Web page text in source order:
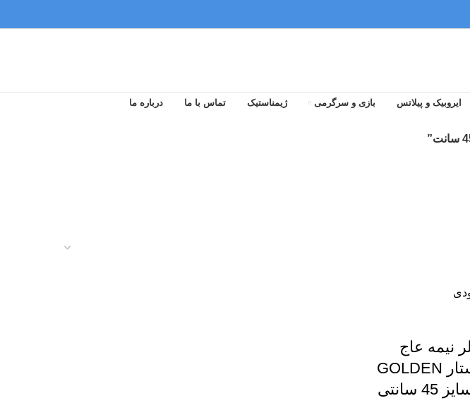
ایروبیک و پیلاتس بازی و سرگرمی ژیمناستیک تماس با ما درباره ما
نیمه عاج
گلدن استار GOLDEN
STAR سایز 45 سانتی